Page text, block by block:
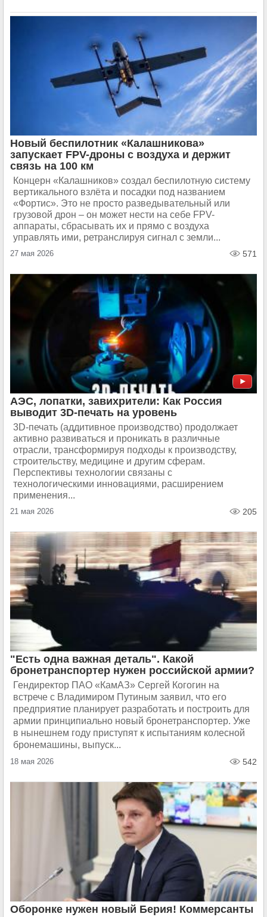
Новый беспилотник «Калашникова»
запускает FPV-дроны с воздуха и держит
связь на 100 км
Концерн «Калашников» создал беспилотную систему
вертикального взлёта и посадки под названием
«Фортис». Это не просто разведывательный или
грузовой дрон – он может нести на себе FPV-
аппараты, сбрасывать их и прямо с воздуха
управлять ими, ретранслируя сигнал с земли...
27 мая 2026 571
АЭС, лопатки, завихрители: Как Россия
выводит 3D-печать на уровень
3D-печать (аддитивное производство) продолжает
активно развиваться и проникать в различные
отрасли, трансформируя подходы к производству,
строительству, медицине и другим сферам.
Перспективы технологии связаны с
технологическими инновациями, расширением
применения...
21 мая 2026 205
"Есть одна важная деталь". Какой
бронетранспортер нужен российской армии?
Гендиректор ПАО «КамАЗ» Сергей Когогин на
встрече с Владимиром Путиным заявил, что его
предприятие планирует разработать и построить для
армии принципиально новый бронетранспортер. Уже
в нынешнем году приступят к испытаниям колесной
бронемашины, выпуск...
18 мая 2026 542
Оборонке нужен новый Берия! Коммерсанты